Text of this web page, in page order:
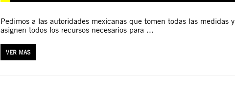
Pedimos a las autoridades mexicanas que tomen todas las medidas y
asignen todos los recursos necesarios para ...
VER MAS